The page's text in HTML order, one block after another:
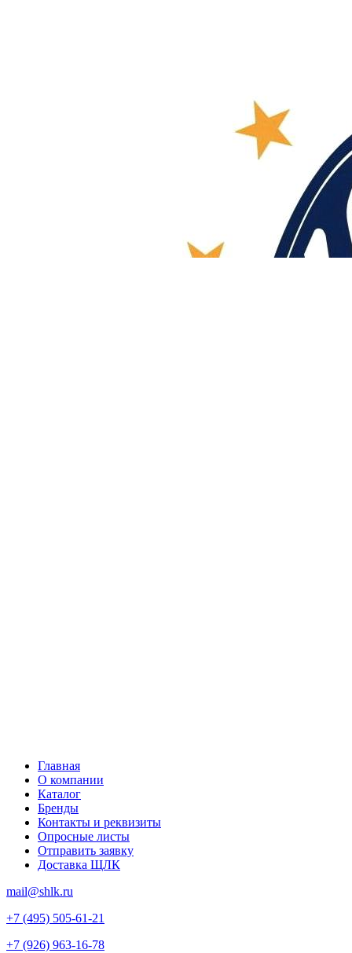
Главная
О компании
Каталог
Бренды
Контакты и реквизиты
Опросные листы
Отправить заявку
Доставка ЩЛК
mail@shlk.ru
+7 (495) 505-61-21
+7 (926) 963-16-78